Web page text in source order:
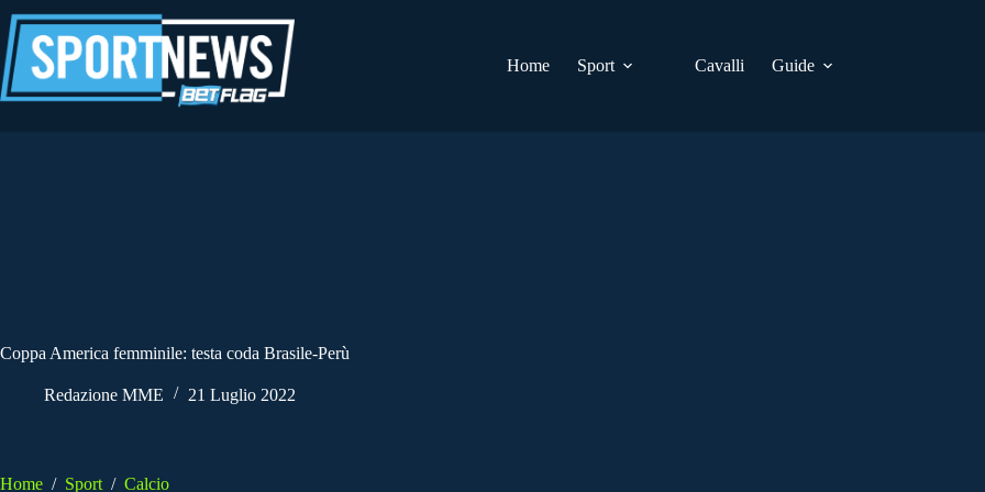
al
contenuto
Home
Sport Cavalli Guide
Coppa America femminile: testa coda Brasile-Perù
Redazione MME 21 Luglio 2022
Home / Sport / Calcio